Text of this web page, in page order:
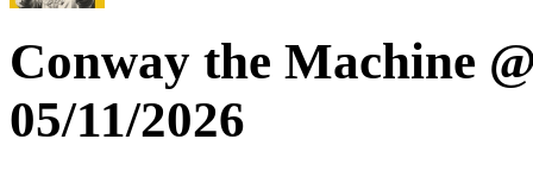
Conway the Machine
05/11/2026